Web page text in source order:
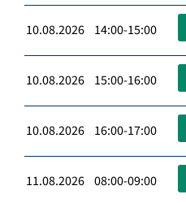
10.08.2026 14:00-15:00
10.08.2026 15:00-16:00
10.08.2026 16:00-17:00
11.08.2026 08:00-09:00